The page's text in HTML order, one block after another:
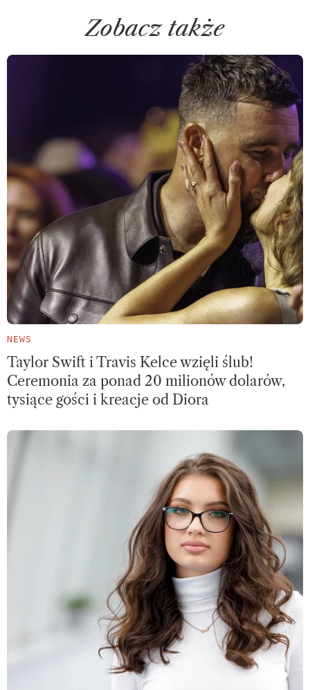
Zobacz także
NEWS
Taylor Swift i Travis Kelce wzięli ślub!
Ceremonia za ponad 20 milionów dolarów,
tysiące gości i kreacje od Diora